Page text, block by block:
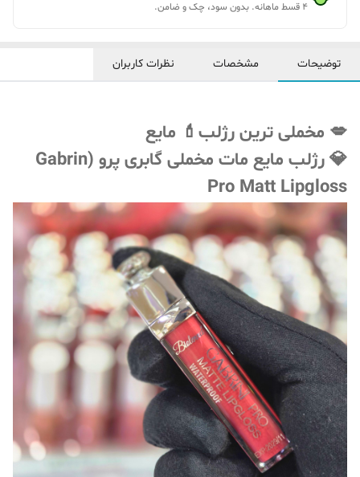
۴ قسط ماهانه. بدون سود، چک و ضامن.
توضیحات مشخصات نظرات کاربران
💋 مخملی ترین رژلب💄 مایع
💎 رژلب مایع مات مخملی گابری پرو (Gabrin
Pro Matt Lipgloss